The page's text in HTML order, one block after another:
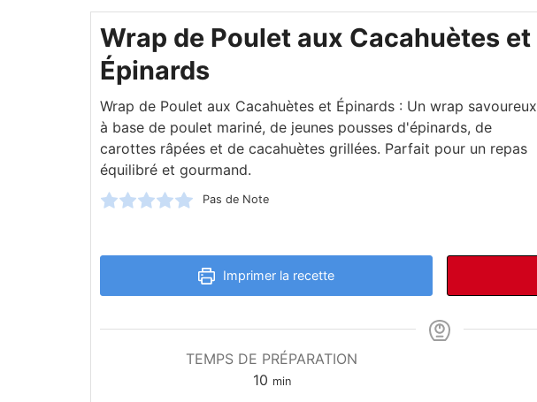
Wrap de Poulet aux Cacahuètes et
Épinards
Wrap de Poulet aux Cacahuètes et Épinards : Un wrap savoureux
à base de poulet mariné, de jeunes pousses d'épinards, de
carottes râpées et de cacahuètes grillées. Parfait pour un repas
équilibré et gourmand.
Pas de Note
Imprimer la recette
TEMPS DE PRÉPARATION
10 min